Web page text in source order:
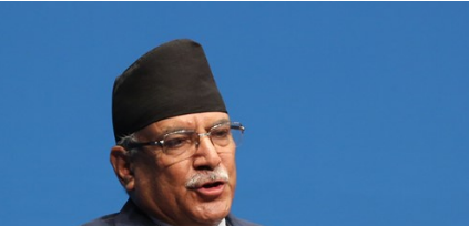
प्रतिनिधिसभा सदस्य निर्वाचनः ६० प्रतिशत मत खस्यो,
निर्वाचनले सङ्घीय लोकतान्त्रिक गणतन्त्रात्मक प्रणालीलाई
आज प्रतिनिधिसभा सदस्य निर्वाचनः देशैभर मतदान जारी
पुरस्कार वितरणबिनै काउन्सिलले सम्पन्न गर्‍यो वार्षिकोत्सव